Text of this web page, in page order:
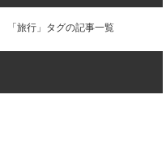
「旅行」タグの記事一覧